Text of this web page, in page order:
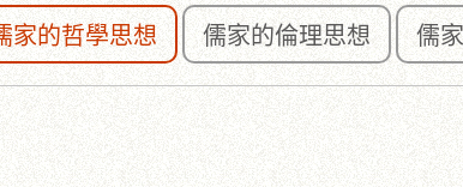
家的哲學思想 儒家的倫理思想 儒